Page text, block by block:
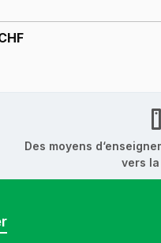
Des moyens
vers